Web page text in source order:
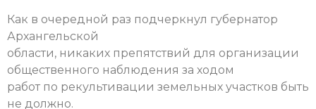
Как в очередной раз подчеркнул губернатор
Архангельской
области, никаких препятствий для организации
общественного наблюдения за ходом
работ по рекультивации земельных участков быть
не должно.